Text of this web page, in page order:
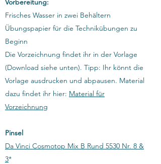
Vorbereitung:
Frisches Wasser in zwei Behältern
Übungspapier für die Technikübungen zu
Beginn
Die Vorzeichnung findet ihr in der Vorlage
(Download siehe unten). Tipp: Ihr könnt die
Vorlage ausdrucken und abpausen. Material
dazu findet ihr hier: Material für
Vorzeichnung
​Pinsel
Da Vinci Cosmotop Mix B Rund 5530 Nr. 8 &
3*